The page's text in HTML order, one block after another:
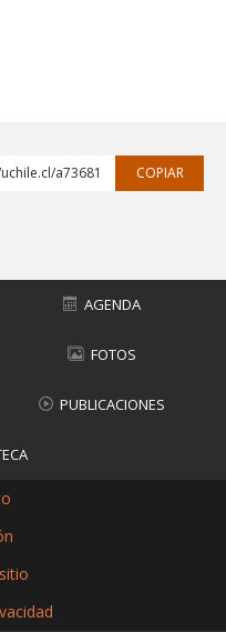
a73681 COPIAR
AGENDA
FOTOS
PUBLICACIONES